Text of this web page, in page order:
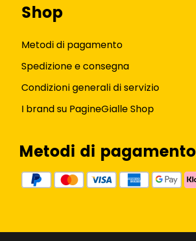
Shop
Metodi di pagamento
Spedizione e consegna
Condizioni generali di servizio
I brand su PagineGialle Shop
Metodi di pagamento